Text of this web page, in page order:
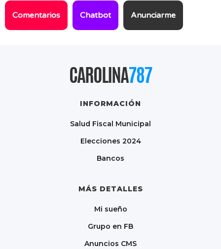
Comentarios Chatbot Anunciarme
CAROLINA787
INFORMACIÓN
Salud Fiscal Municipal
Elecciones 2024
Bancos
MÁS DETALLES
Mi sueño
Grupo en FB
Anuncios CMS